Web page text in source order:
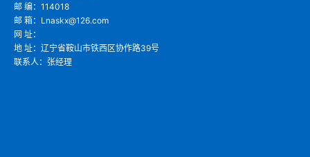
邮 编：114018
邮 箱：Lnaskx@126.com
网 址：
地 址：辽宁省鞍山市铁西区协作路39号
联系人：张经理